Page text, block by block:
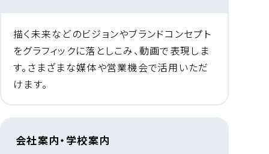
描く未来などのビジョンやブランドコンセプト
をグラフィックに落としこみ、動画で表現しま
す。さまざまな媒体や営業機会で活用いただ
けます。
会社案内・学校案内